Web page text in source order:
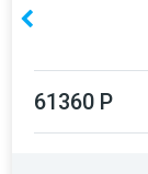
61360 Р